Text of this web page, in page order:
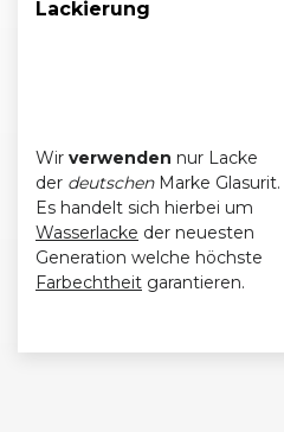
Lackierung
Wir verwenden nur Lacke
der deutschenMarke Glasurit.
Es handelt sich hierbei um
Wasserlacke der neuesten
Generation welche höchste
Farbechtheit garantieren.